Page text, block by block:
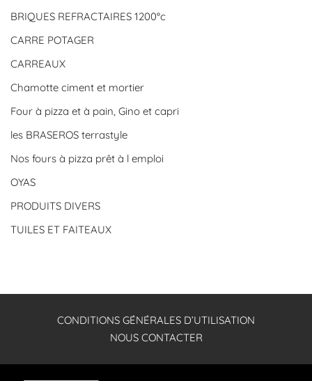
BRIQUES REFRACTAIRES 1200°c
CARRE POTAGER
CARREAUX
Chamotte ciment et mortier
Four à pizza et à pain, Gino et capri
les BRASEROS terrastyle
Nos fours à pizza prêt à l emploi
OYAS
PRODUITS DIVERS
TUILES ET FAITEAUX
CONDITIONS GÉNÉRALES D’UTILISATION
NOUS CONTACTER